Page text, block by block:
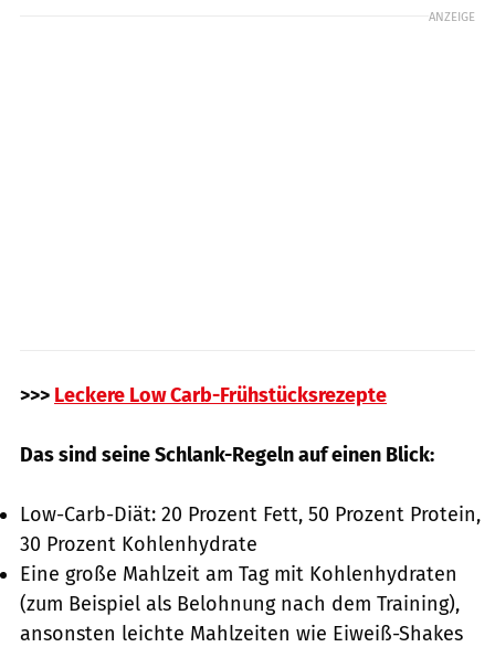
ANZEIGE
>>> Leckere Low Carb-Frühstücksrezepte
Das sind seine Schlank-Regeln auf einen Blick:
Low-Carb-Diät: 20 Prozent Fett, 50 Prozent Protein,
30 Prozent Kohlenhydrate
Eine große Mahlzeit am Tag mit Kohlenhydraten
(zum Beispiel als Belohnung nach dem Training),
ansonsten leichte Mahlzeiten wie Eiweiß-Shakes